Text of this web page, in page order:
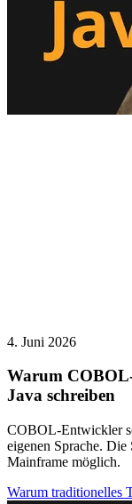
4. Juni 2026
Warum
Java schreiben
COBOL-Entwickler
eigenen Sprache. Die
Mainframe möglich.
Warum traditionelles